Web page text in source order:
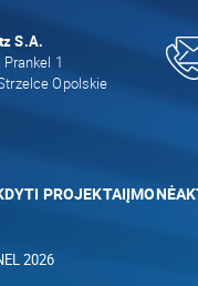
S.A.
1
Opolskie
PROJEKTAIĮMONĖ
2026